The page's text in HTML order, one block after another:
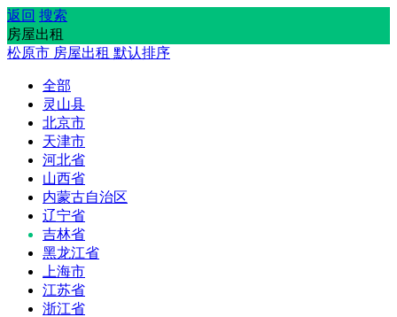
返回 搜索
房屋出租
松原市 房屋出租 默认排序
全部
灵山县
北京市
天津市
河北省
山西省
内蒙古自治区
辽宁省
吉林省
黑龙江省
上海市
江苏省
浙江省